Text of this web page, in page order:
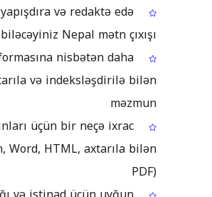
və redaktə edə
biləcəyiniz Nepal mətn çıxışı
nisbətən daha
və indeksləşdirilə bilən
məzmun
üçün bir neçə ixrac
Word, HTML, axtarıla bilən
PDF)